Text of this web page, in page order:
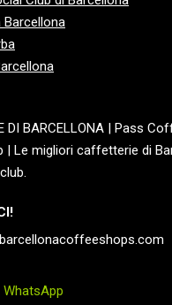
Barcellona
DI BARCELLONA | Pass
| Le migliori caffetterie di
WhatsApp